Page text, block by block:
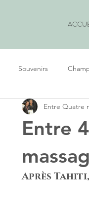
Souvenirs
Entre
Entre Quatre
Après